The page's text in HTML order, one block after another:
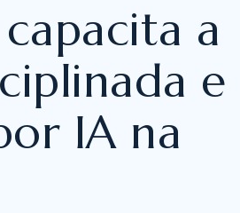
a
e
IA na